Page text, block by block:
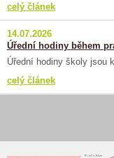
celý článek
14.07.2026
Úřední hodiny během
Úřední hodiny školy jsou
celý článek